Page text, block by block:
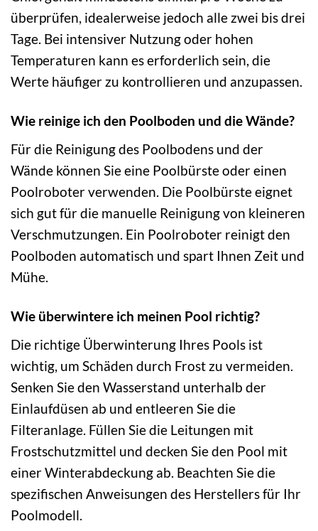
überprüfen, idealerweise jedoch alle zwei bis drei
Tage. Bei intensiver Nutzung oder hohen
Temperaturen kann es erforderlich sein, die
Werte häufiger zu kontrollieren und anzupassen.
Wie reinige ich den Poolboden und die Wände?
Für die Reinigung des Poolbodens und der
Wände können Sie eine Poolbürste oder einen
Poolroboter verwenden. Die Poolbürste eignet
sich gut für die manuelle Reinigung von kleineren
Verschmutzungen. Ein Poolroboter reinigt den
Poolboden automatisch und spart Ihnen Zeit und
Mühe.
Wie überwintere ich meinen Pool richtig?
Die richtige Überwinterung Ihres Pools ist
wichtig, um Schäden durch Frost zu vermeiden.
Senken Sie den Wasserstand unterhalb der
Einlaufdüsen ab und entleeren Sie die
Filteranlage. Füllen Sie die Leitungen mit
Frostschutzmittel und decken Sie den Pool mit
einer Winterabdeckung ab. Beachten Sie die
spezifischen Anweisungen des Herstellers für Ihr
Poolmodell.